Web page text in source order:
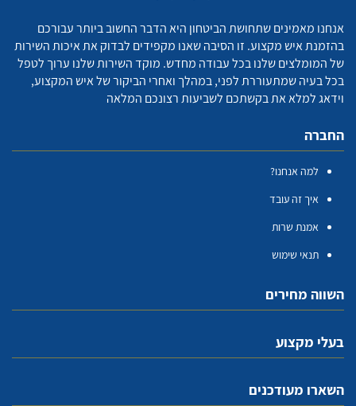
אנחנו מאמינים שתחושת הביטחון היא הדבר החשוב ביותר עבורכם
בהזמנת איש מקצוע. זו הסיבה שאנו מקפידים לבדוק את איכות השירות
של המומלצים שלנו בכל עבודה מחדש. מוקד השירות שלנו ערוך לטפל
בכל בעיה שמתעוררת לפני, במהלך ואחרי הביקור של איש המקצוע,
וידאג למלא את בקשתכם לשביעות רצונכם המלאה
החברה
למה אנחנו?
איך זה עובד
אמנת שרות
תנאי שימוש
השווה מחירים
בעלי מקצוע
השארו מעודכנים